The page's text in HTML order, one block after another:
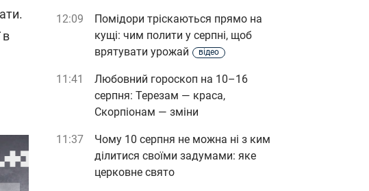
в
12:09
Помідори тріскаються прямо на
кущі: чим полити у серпні, щоб
врятувати урожай
відео
11:41
Любовний гороскоп на 10–16
серпня: Терезам — краса,
Скорпіонам — зміни
11:37
Чому 10 серпня не можна ні з ким
ділитися своїми задумами: яке
церковне свято